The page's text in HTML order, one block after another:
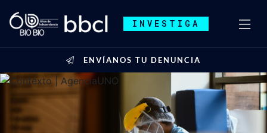
INVESTIGA
ENVÍANOS TU DENUNCIA